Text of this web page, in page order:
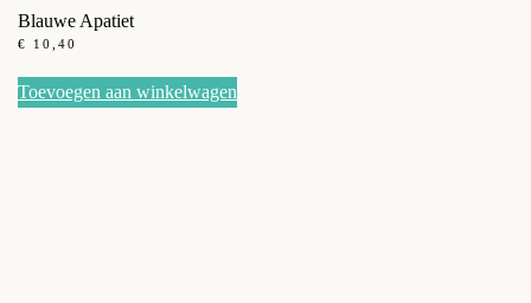
Blauwe Apatiet
€ 10,40
Toevoegen aan winkelwagen